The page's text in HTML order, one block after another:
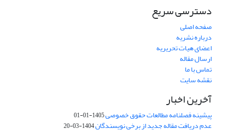
دسترسی سریع
صفحه اصلی
درباره نشریه
اعضای هیات تحریریه
ارسال مقاله
تماس با ما
نقشه سایت
آخرین اخبار
پیشینه فصلنامه مطالعات حقوق خصوصی1405-01-01
عدم دریافت مقاله جدید از برخی نویسندگان1404-03-20